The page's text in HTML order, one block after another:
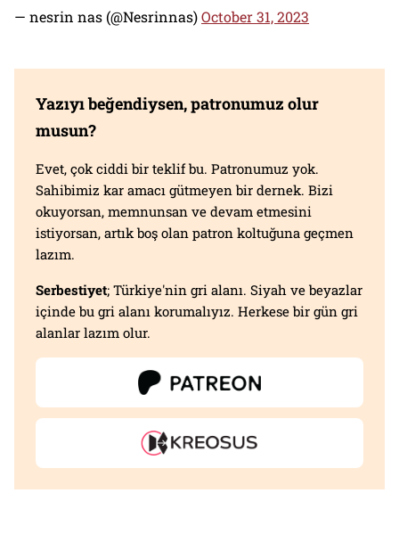
— nesrin nas (@Nesrinnas)October 31, 2023
Yazıyı beğendiysen, patronumuz olur
musun?
Evet, çok ciddi bir teklif bu. Patronumuz yok.
Sahibimiz kar amacı gütmeyen bir dernek. Bizi
okuyorsan, memnunsan ve devam etmesini
istiyorsan, artık boş olan patron koltuğuna geçmen
lazım.
Serbestiyet; Türkiye'nin gri alanı. Siyah ve beyazlar
içinde bu gri alanı korumalıyız. Herkese bir gün gri
alanlar lazım olur.